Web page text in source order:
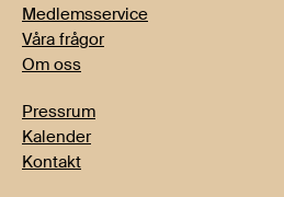
Medlemsservice
Våra frågor
Om oss
Pressrum
Kalender
Kontakt